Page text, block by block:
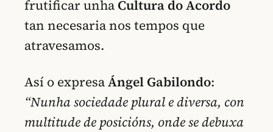
frutificar unha Cultura do Acordo
tan necesaria nos tempos que
atravesamos.
Así o expresaÁngel Gabilondo:
“Nunha sociedade plural e diversa, con
multitude de posicións, onde se debuxa